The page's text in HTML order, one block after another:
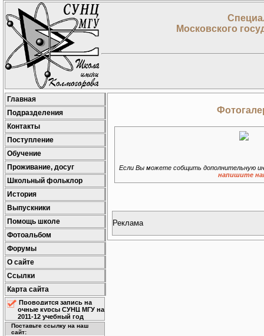
Московского
Главная
Подразделения
Контакты
Поступление
Обучение
Проживание, досуг
Школьный фольклор
История
Выпускники
Помощь школе
Фотоальбом
Форумы
О сайте
Ссылки
Карта сайта
Проводится запись на
очные курсы СУНЦ МГУ на
2011-12 учебный год
Поставьте ссылку на наш
сайт:
Если Вы можете собщить дополнительную
напишите
Реклама